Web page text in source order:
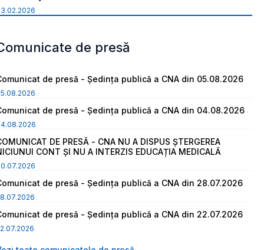
de presă
de presă - Ședința publică a CNA din 05.08.2026
de presă - Ședința publică a CNA din 04.08.2026
DE PRESĂ - CNA NU A DISPUS ȘTERGEREA
CONT ȘI NU A INTERZIS EDUCAȚIA MEDICALĂ
de presă - Ședința publică a CNA din 28.07.2026
de presă - Ședința publică a CNA din 22.07.2026